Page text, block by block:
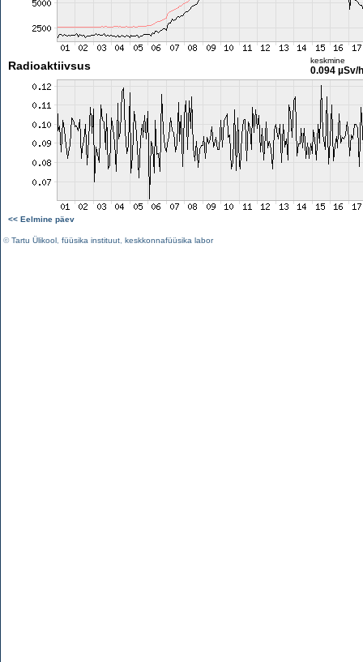
Radioaktiivsus keskmine
0.094 µSv/h
<< Eelmine päev
©Tartu Ülikool füüsika instituut keskkonnafüüsika labor